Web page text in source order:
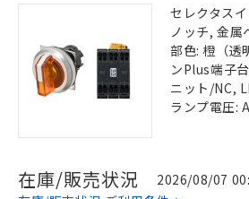
セレクタス
ノッチ, 金属
部色: 橙（透
ンPlus端子
ニット/NC,
ランプ電圧:
在庫/販売状況
2026/08/07